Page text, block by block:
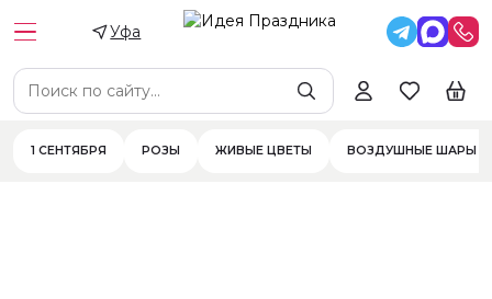
Уфа
1 СЕНТЯБРЯ РОЗЫ ЖИВЫЕ ЦВЕТЫ ВОЗДУШНЫЕ ШАРЫ
Фильтры Цена Цветы Цветы в составе